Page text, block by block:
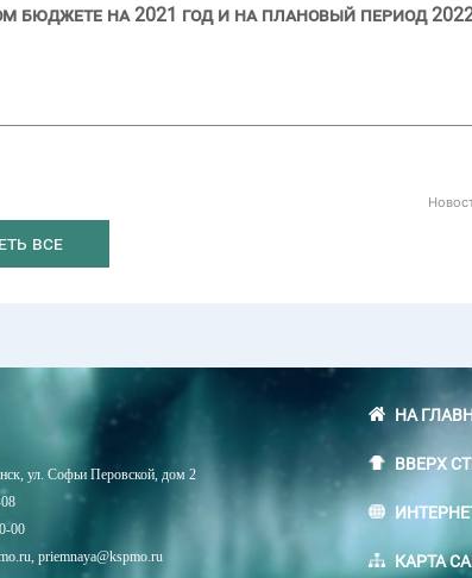
бюджете на 2021 год и на плановый период
все
ул. Софьи Перовской, дом 2
00
priemnaya@kspmo.ru
НА
ВВЕРХ
КАРТА